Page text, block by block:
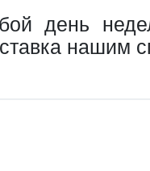
день
нашим